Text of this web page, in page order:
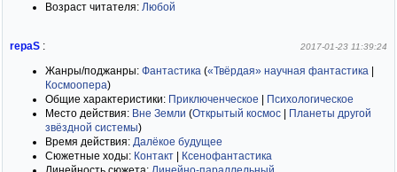
Возраст читателя: Любой
repaS : 2017-01-23 11:39:24
Жанры/поджанры: Фантастика («Твёрдая» научная фантастика
Космоопера)
Общие характеристики: Приключенческое
Психологическое
Место действия: Вне Земли (Открытый космос
Планеты другой
звёздной системы)
Время действия: Далёкое будущее
Сюжетные ходы: Контакт
Ксенофантастика